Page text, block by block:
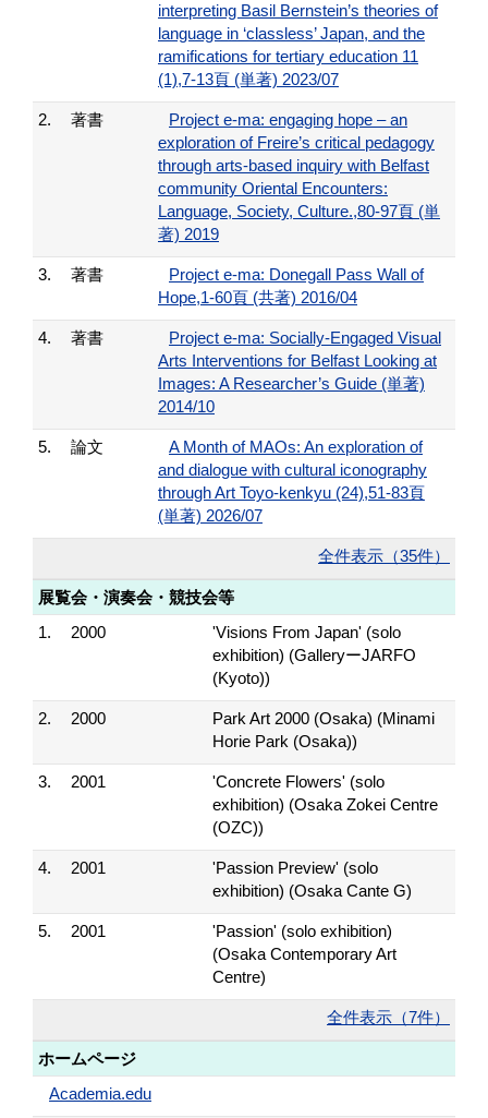
interpreting Basil Bernstein’s theories of
language in ‘classless’ Japan, and the
ramifications for tertiary education 11
(1),7-13頁 (単著) 2023/07
2. 著書
Project e-ma: engaging hope – an
exploration of Freire’s critical pedagogy
through arts-based inquiry with Belfast
community Oriental Encounters:
Language, Society, Culture.,80-97頁 (単
著) 2019
3. 著書
Project e-ma: Donegall Pass Wall of
Hope,1-60頁 (共著) 2016/04
4. 著書
Project e-ma: Socially-Engaged Visual
Arts Interventions for Belfast Looking at
Images: A Researcher’s Guide (単著)
2014/10
5. 論文
A Month of MAOs: An exploration of
and dialogue with cultural iconography
through Art Toyo-kenkyu (24),51-83頁
(単著) 2026/07
全件表示（35件）
展覧会・演奏会・競技会等
1.
2000
'Visions From Japan' (solo
exhibition) (GalleryーJARFO
(Kyoto))
2. 2000
Park Art 2000 (Osaka) (Minami
Horie Park (Osaka))
3. 2001
'Concrete Flowers' (solo
exhibition) (Osaka Zokei Centre
(OZC))
4. 2001
'Passion Preview' (solo
exhibition) (Osaka Cante G)
5. 2001
'Passion' (solo exhibition)
(Osaka Contemporary Art
Centre)
全件表示（7件）
ホームページ
Academia.edu